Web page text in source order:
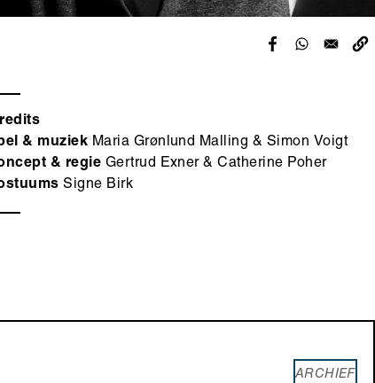
& muziek Maria Grønlund Malling & Simon Voigt
& regie Gertrud Exner & Catherine Poher
Signe Birk
ARCHIEF